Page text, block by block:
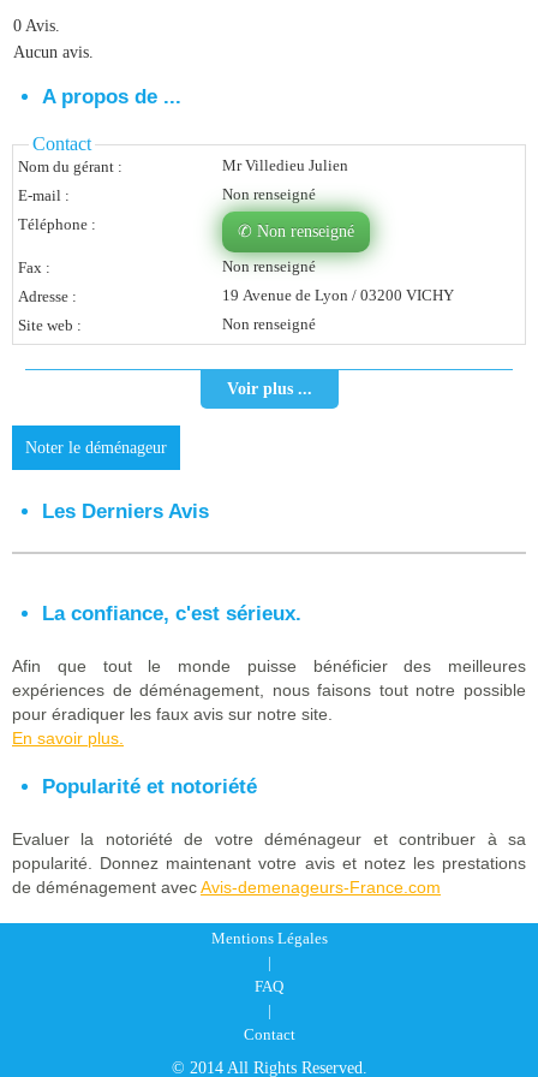
Vous Êtes Une Société
Comment Ça Marche ?
Quels Bénéfices Pour Ma Société ?
Témoignages Adhérents
Comment S’inscrire ?
Donnez Votre Avis
Contact
0 Avis.
Aucun avis.
A propos de ...
Contact
Nom du gérant :
Mr Villedieu Julien
E-mail :
Non renseigné
Téléphone :
✆ Non renseigné
Fax :
Non renseigné
Adresse :
19 Avenue de Lyon / 03200 VICHY
Site web :
Non renseigné
Voir plus ...
Noter le déménageur
Les Derniers Avis
La confiance, c'est sérieux.
Afin que tout le monde puisse bénéficier des meilleures
expériences de déménagement, nous faisons tout notre possible
pour éradiquer les faux avis sur notre site.
En savoir plus.
Popularité et notoriété
Evaluer la notoriété de votre déménageur et contribuer à sa
popularité. Donnez maintenant votre avis et notez les prestations
de déménagement avecAvis-demenageurs-France.com
Mentions Légales
|
FAQ
|
Contact
© 2014 All Rights Reserved.